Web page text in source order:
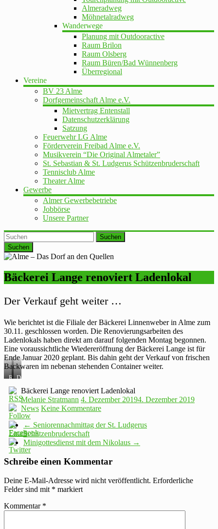
Almeradweg
Möhnetalradweg
Wanderwege
Planung mit Outdooractive
Raum Brilon
Raum Olsberg
Raum Büren/Bad Wünnenberg
Überregional
Vereine
BV 23 Alme
Dorfgemeinschaft Alme e.V.
Mietvertrag Entenstall
Datenschutzerklärung
Satzung
Feuerwehr LG Alme
Förderverein Freibad Alme e.V.
Musikverein “Die Original Almetaler”
St. Sebastian & St. Ludgerus Schützenbruderschaft
Tennisclub Alme
Theater Alme
Gewerbe
Almer Gewerbebetriebe
Jobbörse
Unsere Partner
Suchen
Bäckerei Lange renoviert Ladenlokal
Der Verkauf geht weiter …
Wie berichtet ist die Filiale der Bäckerei Linnenweber in Alme zum
30.11. geschlossen worden. Die Renovierungsarbeiten des
Ladenlokals haben direkt am darauf folgenden Montag begonnen.
Eine voraussichtliche Wiedereröffnung der Bäckerei Lange ist für
Ende Januar 2020 geplant. Bis dahin geht der Verkauf von frischen
Backwaren im nebenan stehenden Container weiter.
Renovierungsarbeiten
Der
Bäckerei Lange renoviert Ladenlokal
Melanie Stratmann 4. Dezember 20194. Dezember 2019
News Keine Kommentare
← Seniorennachmittag der St. Ludgerus
Schützenbruderschaft
Minigottesdienst mit dem Nikolaus →
Schreibe einen Kommentar
Deine E-Mail-Adresse wird nicht veröffentlicht. Erforderliche
Felder sind mit * markiert
Kommentar *